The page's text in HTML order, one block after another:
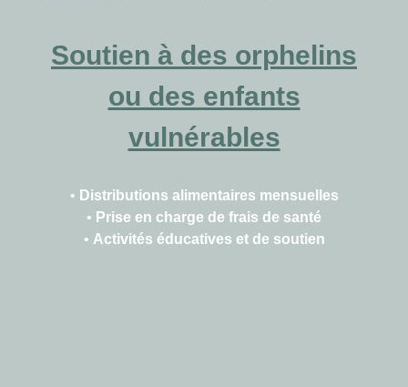
Soutien à des orphelins
ou des enfants
vulnérables
• Distributions alimentaires mensuelles
• Prise en charge de frais de santé
• Activités éducatives et de soutien